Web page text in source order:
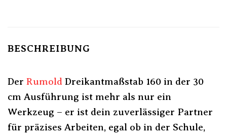
BESCHREIBUNG
Der Rumold Dreikantmaßstab 160 in der 30
cm Ausführung ist mehr als nur ein
Werkzeug – er ist dein zuverlässiger Partner
für präzises Arbeiten, egal ob in der Schule,